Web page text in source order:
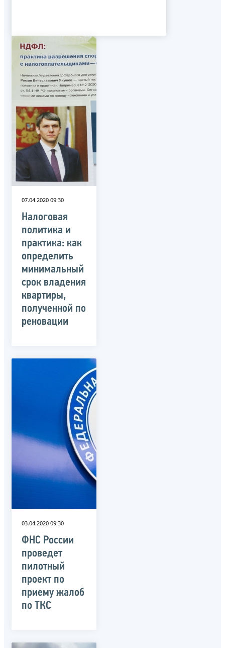
07.04.2020 09:30
Налоговая
политика и
практика: как
определить
минимальный
срок владения
квартиры,
полученной по
реновации
03.04.2020 09:30
ФНС России
проведет
пилотный
проект по
приему жалоб
по ТКС